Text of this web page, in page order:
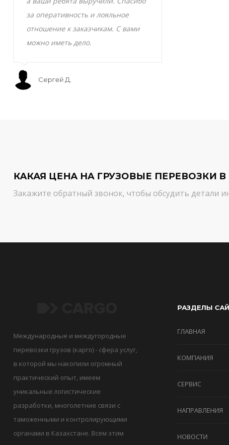
за оперативность и лояльное
отношение к заказчикам. С вами
можно иметь дело.
Сергей Д.
КАКАЯ ЦЕНА НА ГРУЗОВЫЕ ПЕРЕВОЗКИ В
Закажите обратный звонок, чтобы обсудить детали
Международные и междугородные
перевозки грузов (карго) - сфера услуг,
в которой мы накопили огромный
практический опыт, имеем
уникальные логистические
разработки, многолетние связи с
таможенными и контролирующими
органами в Казахстане. Всем этим
РАЗДЕЛЫ
ГЛАВНАЯ
КОМПАНИЯ
СЕРВИС
НАПРАВЛЕНИЯ
НОВОСТИ